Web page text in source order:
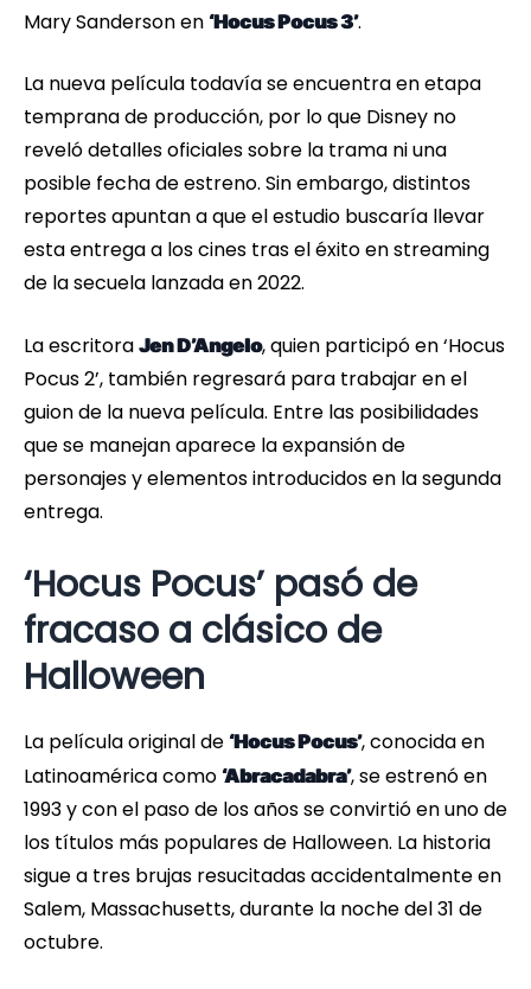
Mary Sanderson en ‘Hocus Pocus 3’.
La nueva película todavía se encuentra en etapa
temprana de producción, por lo que Disney no
reveló detalles oficiales sobre la trama ni una
posible fecha de estreno. Sin embargo, distintos
reportes apuntan a que el estudio buscaría llevar
esta entrega a los cines tras el éxito en streaming
de la secuela lanzada en 2022.
La escritora Jen D’Angelo, quien participó en ‘Hocus
Pocus 2’, también regresará para trabajar en el
guion de la nueva película. Entre las posibilidades
que se manejan aparece la expansión de
personajes y elementos introducidos en la segunda
entrega.
‘Hocus Pocus’ pasó de
fracaso a clásico de
Halloween
La película original de ‘Hocus Pocus’, conocida en
Latinoamérica como ‘Abracadabra’, se estrenó en
1993 y con el paso de los años se convirtió en uno de
los títulos más populares de Halloween. La historia
sigue a tres brujas resucitadas accidentalmente en
Salem, Massachusetts, durante la noche del 31 de
octubre.